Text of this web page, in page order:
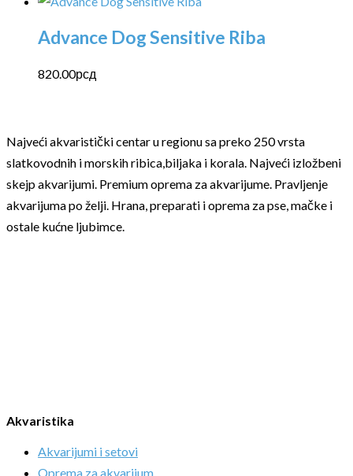
Advance Dog Sensitive Riba
820.00рсд
Najveći akvaristički centar u regionu sa preko 250 vrsta
slatkovodnih i morskih ribica,biljaka i korala. Najveći izložbeni
skejp akvarijumi. Premium oprema za akvarijume. Pravljenje
akvarijuma po želji. Hrana, preparati i oprema za pse, mačke i
ostale kućne ljubimce.
Akvaristika
Akvarijumi i setovi
Oprema za akvarijum